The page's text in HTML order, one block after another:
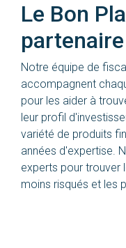
Le Bon
Notre équipe de
accompagnent
pour les aider à
leur profil
variété de produits
années d'expertise.
experts pour trouver
moins risqués et les